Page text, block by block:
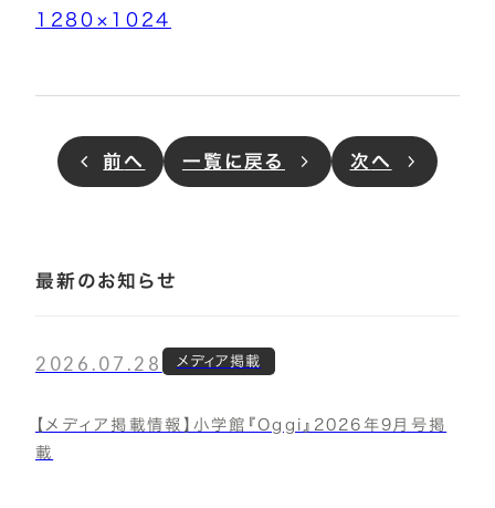
1280×1024
前へ 一覧に戻る 次へ
最新のお知らせ
2026.07.28 メディア掲載
【メディア掲載情報】小学館『Oggi』2026年9月号掲
載